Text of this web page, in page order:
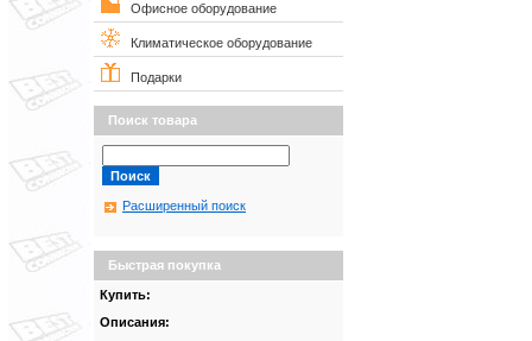
Офисное оборудование
Климатическое оборудование
Подарки
Поиск товара
Расширенный поиск
Быстрая покупка
Купить:
Описания: